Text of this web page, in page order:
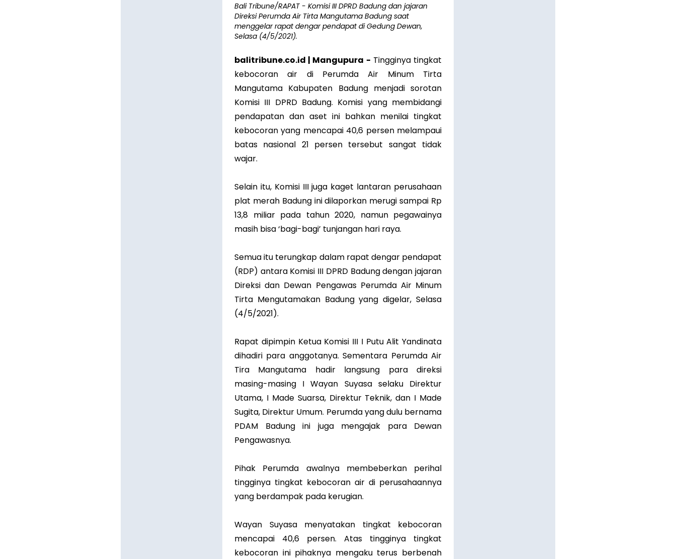
Bali Tribune/RAPAT - Komisi III DPRD Badung dan jajaran
Direksi Perumda Air Tirta Mangutama Badung saat
menggelar rapat dengar pendapat di Gedung Dewan,
Selasa (4/5/2021).
balitribune.co.id | Mangupura - Tingginya tingkat
kebocoran air di Perumda Air Minum Tirta
Mangutama Kabupaten Badung menjadi sorotan
Komisi III DPRD Badung. Komisi yang membidangi
pendapatan dan aset ini bahkan menilai tingkat
kebocoran yang mencapai 40,6 persen melampaui
batas nasional 21 persen tersebut sangat tidak
wajar.
Selain itu, Komisi III juga kaget lantaran perusahaan
plat merah Badung ini dilaporkan merugi sampai Rp
13,8 miliar pada tahun 2020, namun pegawainya
masih bisa ‘bagi-bagi’ tunjangan hari raya.
Semua itu terungkap dalam rapat dengar pendapat
(RDP) antara Komisi III DPRD Badung dengan jajaran
Direksi dan Dewan Pengawas Perumda Air Minum
Tirta Mengutamakan Badung yang digelar, Selasa
(4/5/2021).
Rapat dipimpin Ketua Komisi III I Putu Alit Yandinata
dihadiri para anggotanya. Sementara Perumda Air
Tira Mangutama hadir langsung para direksi
masing-masing I Wayan Suyasa selaku Direktur
Utama, I Made Suarsa, Direktur Teknik, dan I Made
Sugita, Direktur Umum. Perumda yang dulu bernama
PDAM Badung ini juga mengajak para Dewan
Pengawasnya.
Pihak Perumda awalnya membeberkan perihal
tingginya tingkat kebocoran air di perusahaannya
yang berdampak pada kerugian.
Wayan Suyasa menyatakan tingkat kebocoran
mencapai 40,6 persen. Atas tingginya tingkat
kebocoran ini pihaknya mengaku terus berbenah